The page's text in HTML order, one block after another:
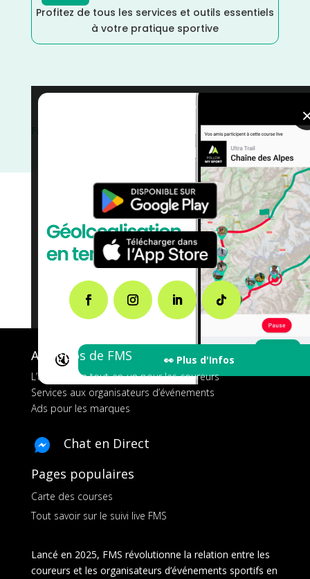
Profitez de tous les services et outils essentiels
à votre pratique sportive
🔇 👀 Plus d'Infos
France
Distance Marathon/Distance
Dénivelé Faible
Dénivelé
Bourgogne Franche-Comté
A propos de FMS
L’application tout-en-un pour les coureurs
Services aux organisateurs d’événements
Ads pour les marques
Chat en Direct
Pages populaires
Carte des courses
Tout savoir sur le suivi live FMS
Lancé en 2025, FMS révolutionne la relation entre les
coureurs et les organisateurs d’événements sportifs en